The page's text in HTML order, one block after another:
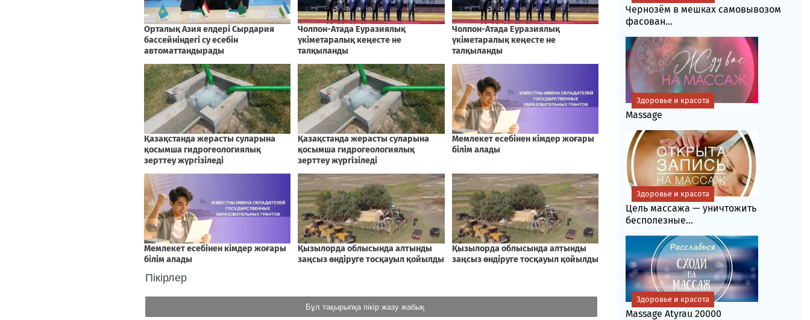
Пікірлер
Бұл тақырыпқа пікір жазу жабық
Чернозём в мешках самовывозом
фасoван...
Massage
Здоровье и красота
Цель массажа — уничтожить
бесполезные...
Здоровье и красота
Massage Atyrau 20000
Здоровье и красота